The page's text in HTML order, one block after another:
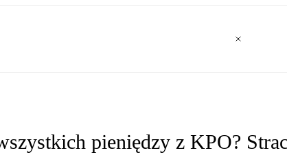
pieniędzy z KPO?